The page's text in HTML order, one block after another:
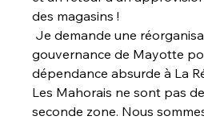
des magasins !
Je demande une
gouvernance de Mayotte
dépendance absurde à La
Les Mahorais ne sont pas
seconde zone. Nous